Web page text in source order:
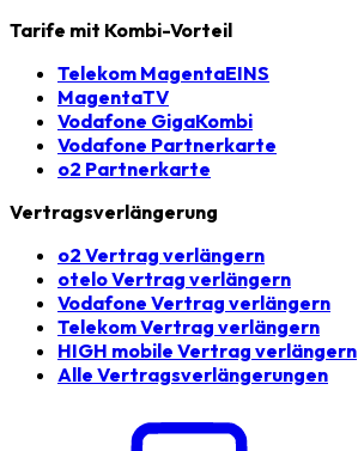
Tarife mit Kombi-Vorteil
Telekom MagentaEINS
MagentaTV
Vodafone GigaKombi
Vodafone Partnerkarte
o2 Partnerkarte
Vertragsverlängerung
o2 Vertrag verlängern
otelo Vertrag verlängern
Vodafone Vertrag verlängern
Telekom Vertrag verlängern
HIGH mobile Vertrag verlängern
Alle Vertragsverlängerungen